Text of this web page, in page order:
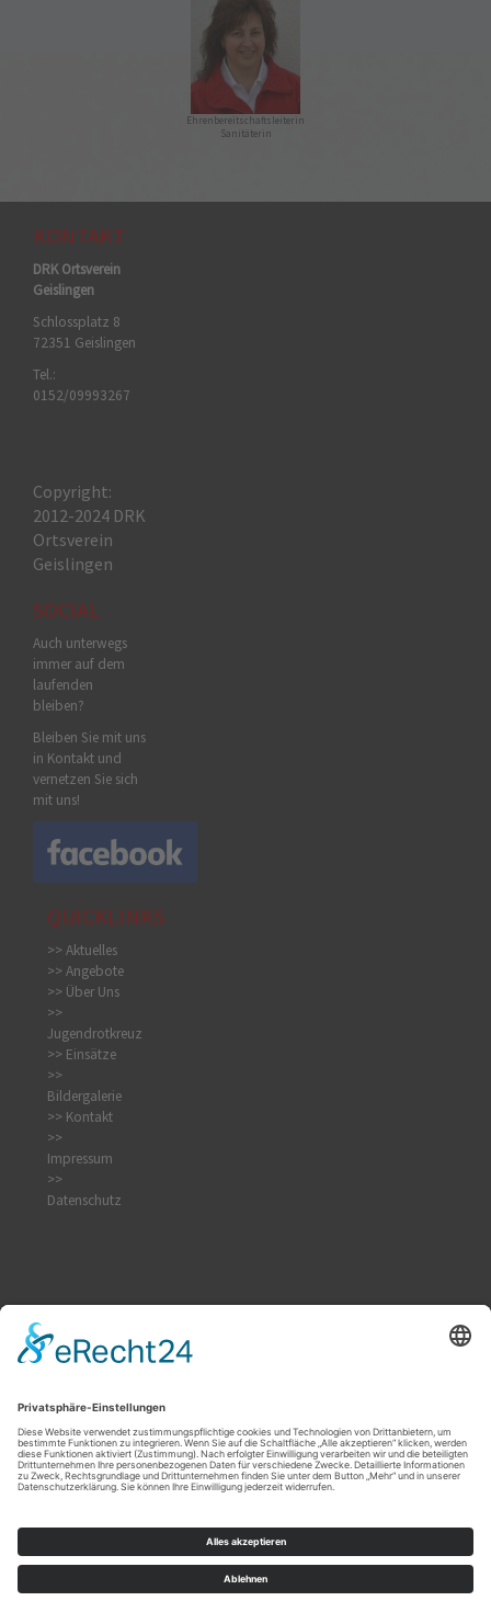
Ehrenbereitschaftsleiterin
Sanitäterin
KONTAKT
DRK Ortsverein
Geislingen
Schlossplatz 8
72351 Geislingen
Tel.:
0152/09993267
Copyright:
2012-2024 DRK
Ortsverein
Geislingen
SOCIAL
Auch unterwegs
immer auf dem
laufenden
bleiben?
Bleiben Sie mit uns
in Kontakt und
vernetzen Sie sich
mit uns!
QUICKLINKS
>> Aktuelles
>> Angebote
>> Über Uns
>>
Jugendrotkreuz
>> Einsätze
>>
Bildergalerie
>> Kontakt
>>
Impressum
>>
Datenschutz